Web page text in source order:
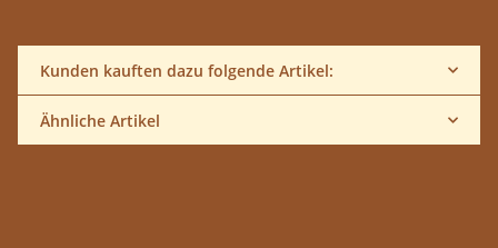
Kunden kauften dazu folgende Artikel:
Ähnliche Artikel